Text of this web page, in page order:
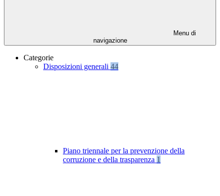
Menu di
navigazione
Categorie
Disposizioni generali 44
Piano triennale per la prevenzione della
corruzione e della trasparenza 1